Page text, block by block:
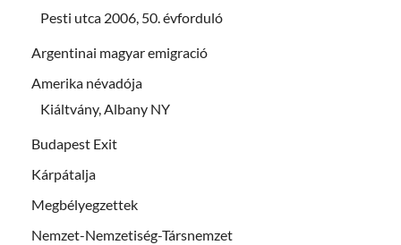
Pesti utca 2006, 50. évforduló
Argentinai magyar emigració
Amerika névadója
Kiáltvány, Albany NY
Budapest Exit
Kárpátalja
Megbélyegzettek
Nemzet-Nemzetiség-Társnemzet